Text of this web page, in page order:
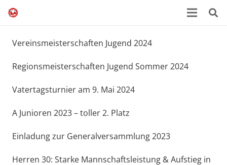
Vereinsmeisterschaften Jugend 2024
Regionsmeisterschaften Jugend Sommer 2024
Vatertagsturnier am 9. Mai 2024
A Junioren 2023 – toller 2. Platz
Einladung zur Generalversammlung 2023
Herren 30: Starke Mannschaftsleistung & Aufstieg in